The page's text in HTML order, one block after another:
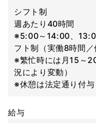
シフト制
週あたり40時間
※5:00～14:00、
フト制（実働8時間／
※繁忙時には月15～
況により変動）
※休憩は法定通り付与
給与